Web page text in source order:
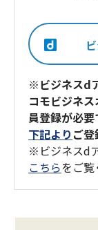
※ビジネスd
コモビジネ
員登録が必
下記より ご登
※ビジネスd
こちらをご覧